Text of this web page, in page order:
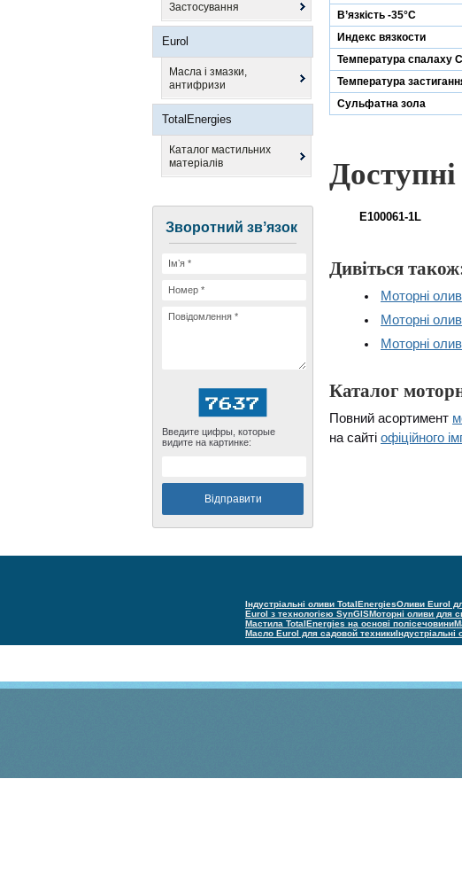
Застосування
Eurol
Масла і змазки,
антифризи
TotalEnergies
Каталог мастильних
матеріалів
Зворотний звʼязок
Введите цифры, которые
видите на картинке:
Індустріальні оливи TotalEnergiesОливи Eurol
Eurol з технологією SynGISМоторні оливи для
Мастила TotalEnergies на основі полісечовини
Масло Eurol для садовой техникиІндустріальні
В’язкість -35°C
Индекс вязкости
Температура спалаху
Температура
Сульфатна зола
E100061-1L
Дивіться
Моторні
Моторні
Моторні
Каталог
Повний асортимент
на сайті офіційного